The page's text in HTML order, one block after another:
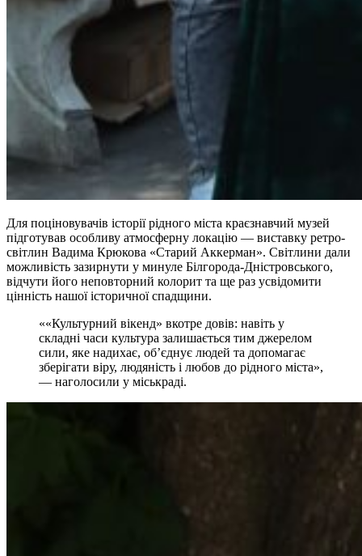
Для поціновувачів історії рідного міста краєзнавчий музей
підготував особливу атмосферну локацію — виставку ретро-
світлин Вадима Крюкова «Старий Аккерман». Світлини дали
можливість зазирнути у минуле Білгорода-Дністровського,
відчути його неповторний колорит та ще раз усвідомити
цінність нашої історичної спадщини.
««Культурний вікенд» вкотре довів: навіть у
складні часи культура залишається тим джерелом
сили, яке надихає, об’єднує людей та допомагає
зберігати віру, людяність і любов до рідного міста»,
— наголосили у міськраді.